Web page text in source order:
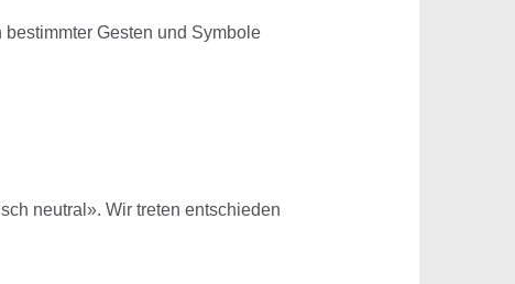
Gesten und Symbole
neutral». Wir treten entschieden